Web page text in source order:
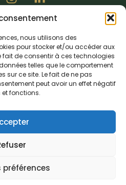
nous utilisons des
pour stocker et/ou accéder aux
de consentir à ces technologies
telles que le comportement
sur ce site. Le fait de ne pas
peut avoir un effet négatif
fonctions.
préférences
nos clients en situation de
ayant des dérogations veuillez
organiser votre venue.
données–CGV–Exercer mon droit
rétractation
– Sabre: wb047276 – Wold
wbsw29